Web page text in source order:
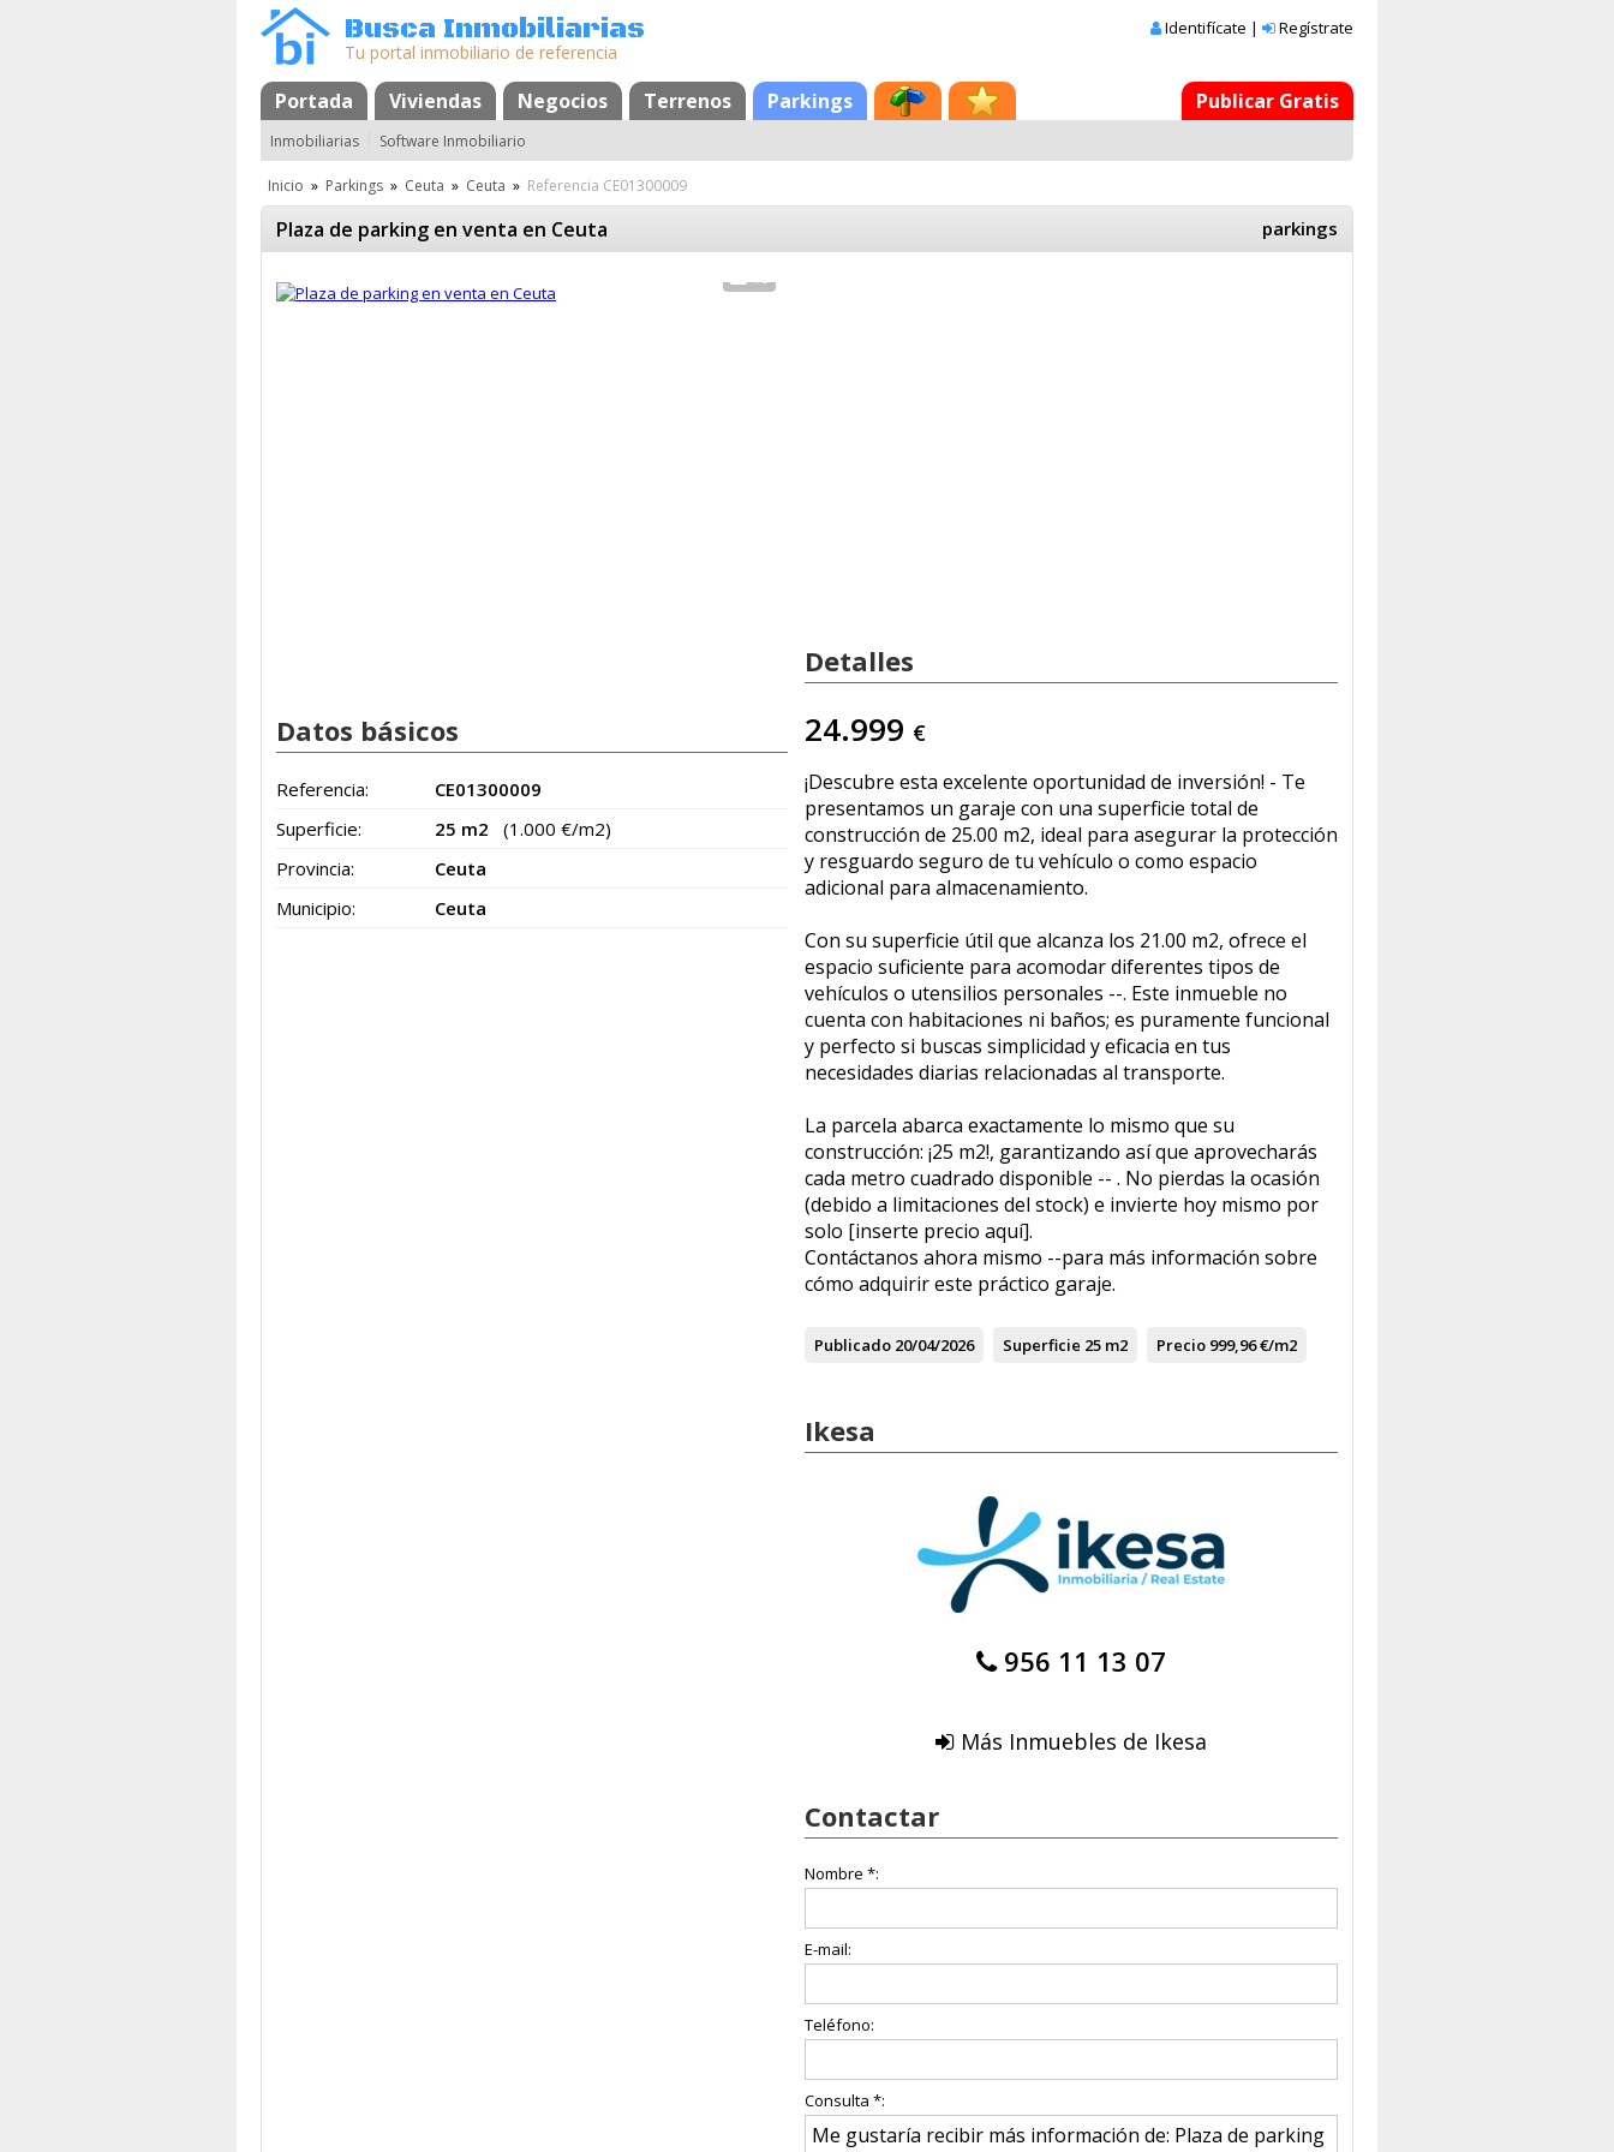
Busca Inmobiliarias
Tu portal inmobiliario de referencia
Identifícate | Regístrate
Portada Viviendas Negocios Terrenos Parkings
MapaFavoritos Publicar Gratis
Inmobiliarias Software Inmobiliario
Inicio » Parkings » Ceuta » Ceuta » Referencia CE01300009
parkings
Plaza de parking en venta en Ceuta
10
Datos básicos
Referencia:
CE01300009
Superficie:
25 m2
(1.000 €/m2)
Provincia:
Ceuta
Municipio:
Ceuta
Detalles
24.999 €
¡Descubre esta excelente oportunidad de inversión! - Te
presentamos un garaje con una superficie total de
construcción de 25.00 m2, ideal para asegurar la protección
y resguardo seguro de tu vehículo o como espacio
adicional para almacenamiento.
Con su superficie útil que alcanza los 21.00 m2, ofrece el
espacio suficiente para acomodar diferentes tipos de
vehículos o utensilios personales --. Este inmueble no
cuenta con habitaciones ni baños; es puramente funcional
y perfecto si buscas simplicidad y eficacia en tus
necesidades diarias relacionadas al transporte.
La parcela abarca exactamente lo mismo que su
construcción: ¡25 m2!, garantizando así que aprovecharás
cada metro cuadrado disponible -- . No pierdas la ocasión
(debido a limitaciones del stock) e invierte hoy mismo por
solo [inserte precio aquí].
Contáctanos ahora mismo --para más información sobre
cómo adquirir este práctico garaje.
Publicado 20/04/2026 Superficie 25 m2 Precio 999,96 €/m2
Ikesa
956 11 13 07
Más Inmuebles de Ikesa
Contactar
Nombre *:
E-mail:
Teléfono:
Consulta *: